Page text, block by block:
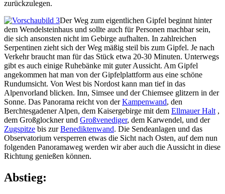
zurückzulegen.
Der Weg zum eigentlichen Gipfel beginnt hinter
dem Wendelsteinhaus und sollte auch für Personen machbar sein,
die sich ansonsten nicht im Gebirge aufhalten. In zahlreichen
Serpentinen zieht sich der Weg mäßig steil bis zum Gipfel. Je nach
Verkehr braucht man für das Stück etwa 20-30 Minuten. Unterwegs
gibt es auch einige Ruhebänke mit guter Aussicht. Am Gipfel
angekommen hat man von der Gipfelplattform aus eine schöne
Rundumsicht. Von West bis Nordost kann man tief in das
Alpenvorland blicken. Inn, Simsee und der Chiemsee glitzern in der
Sonne. Das Panorama reicht von derKampenwand, den
Berchtesgadener Alpen, dem Kaisergebirge mit dem Ellmauer Halt ,
dem Großglockner und Großvenediger, dem Karwendel, und der
Zugspitze bis zurBenediktenwand. Die Sendeanlagen und das
Observatorium versperren etwas die Sicht nach Osten, auf dem nun
folgenden Panoramaweg werden wir aber auch die Aussicht in diese
Richtung genießen können.
Abstieg: